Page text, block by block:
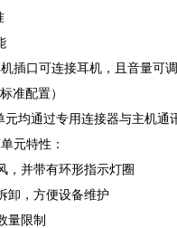
插口可连接耳机，且音量可
准配置）
均通过专用连接器与主机通
元特性：
并带有环形指示灯圈
卸，方便设备维护
量限制